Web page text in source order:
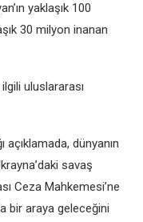
yaklaşık 100
30 milyon inanan
uluslararası
dünyanın
savaş
Ceza Mahkemesi’ne
bir araya geleceğini